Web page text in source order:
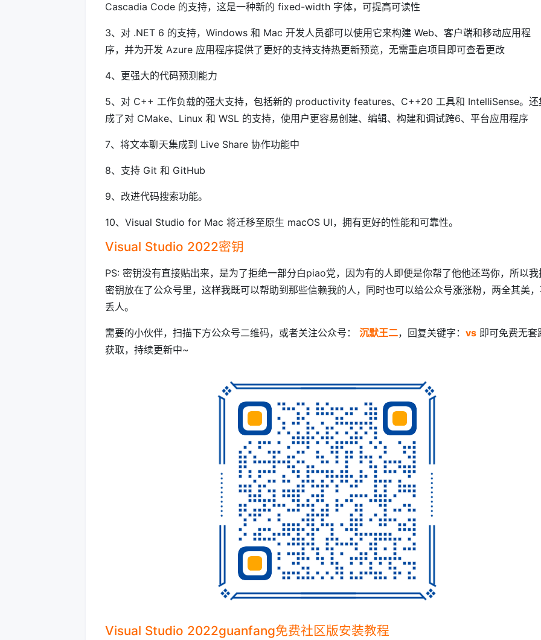
Cascadia Code 的支持，这是一种新的 fixed-width 字体，可提高可读性
3、对 .NET 6 的支持，Windows 和 Mac 开发人员都可以使用它来构建 Web、客户端和移动应用程
序，并为开发 Azure 应用程序提供了更好的支持支持热更新预览，无需重启项目即可查看更改
4、更强大的代码预测能力
5、对 C++ 工作负载的强大支持，包括新的 productivity features、C++20 工具和 IntelliSense。还
成了对 CMake、Linux 和 WSL 的支持，使用户更容易创建、编辑、构建和调试跨6、平台应用程序
7、将文本聊天集成到 Live Share 协作功能中
8、支持 Git 和 GitHub
9、改进代码搜索功能。
10、Visual Studio for Mac 将迁移至原生 macOS UI，拥有更好的性能和可靠性。
Visual Studio 2022密钥
PS: 密钥没有直接贴出来，是为了拒绝一部分白piao党，因为有的人即便是你帮了他他还骂你，所以我
密钥放在了公众号里，这样我既可以帮助到那些信赖我的人，同时也可以给公众号涨涨粉，两全其美
丢人。
需要的小伙伴，扫描下方公众号二维码，或者关注公众号： 沉默王二，回复关键字： vs 即可免费无套
获取，持续更新中~
Visual Studio 2022guanfang免费社区版安装教程